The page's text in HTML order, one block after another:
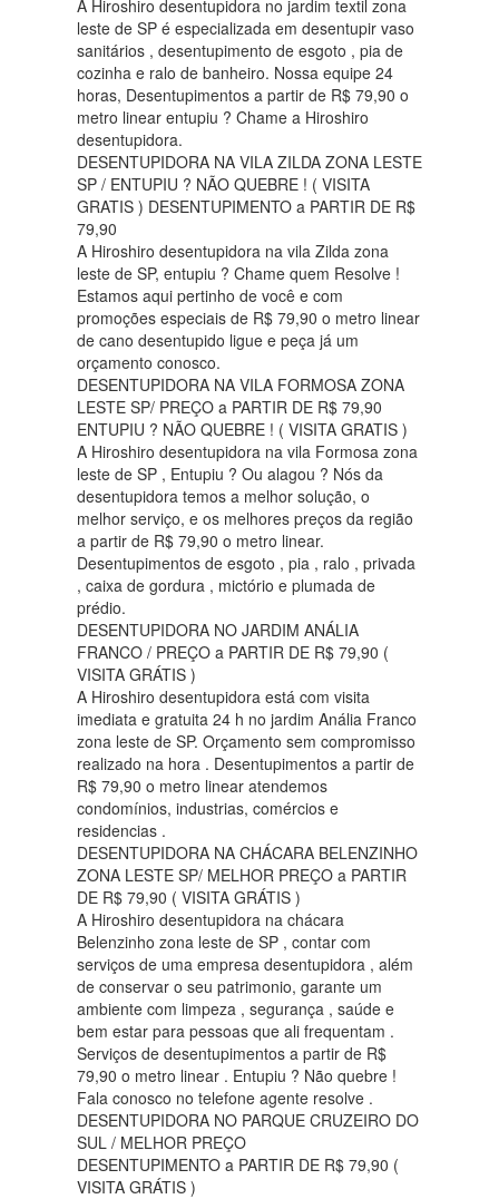
A Hiroshiro desentupidora no jardim textil zona
leste de SP é especializada em desentupir vaso
sanitários , desentupimento de esgoto , pia de
cozinha e ralo de banheiro. Nossa equipe 24
horas, Desentupimentos a partir de R$ 79,90 o
metro linear entupiu ? Chame a Hiroshiro
desentupidora.
DESENTUPIDORA NA VILA ZILDA ZONA LESTE
SP / ENTUPIU ? NÃO QUEBRE ! ( VISITA
GRATIS ) DESENTUPIMENTO a PARTIR DE R$
79,90
A Hiroshiro desentupidora na vila Zilda zona
leste de SP, entupiu ? Chame quem Resolve !
Estamos aqui pertinho de você e com
promoções especiais de R$ 79,90 o metro linear
de cano desentupido ligue e peça já um
orçamento conosco.
DESENTUPIDORA NA VILA FORMOSA ZONA
LESTE SP/ PREÇO a PARTIR DE R$ 79,90
ENTUPIU ? NÃO QUEBRE ! ( VISITA GRATIS )
A Hiroshiro desentupidora na vila Formosa zona
leste de SP , Entupiu ? Ou alagou ? Nós da
desentupidora temos a melhor solução, o
melhor serviço, e os melhores preços da região
a partir de R$ 79,90 o metro linear.
Desentupimentos de esgoto , pia , ralo , privada
, caixa de gordura , mictório e plumada de
prédio.
DESENTUPIDORA NO JARDIM ANÁLIA
FRANCO / PREÇO a PARTIR DE R$ 79,90 (
VISITA GRÁTIS )
A Hiroshiro desentupidora está com visita
imediata e gratuita 24 h no jardim Anália Franco
zona leste de SP. Orçamento sem compromisso
realizado na hora . Desentupimentos a partir de
R$ 79,90 o metro linear atendemos
condomínios, industrias, comércios e
residencias .
DESENTUPIDORA NA CHÁCARA BELENZINHO
ZONA LESTE SP/ MELHOR PREÇO a PARTIR
DE R$ 79,90 ( VISITA GRÁTIS )
A Hiroshiro desentupidora na chácara
Belenzinho zona leste de SP , contar com
serviços de uma empresa desentupidora , além
de conservar o seu patrimonio, garante um
ambiente com limpeza , segurança , saúde e
bem estar para pessoas que ali frequentam .
Serviços de desentupimentos a partir de R$
79,90 o metro linear . Entupiu ? Não quebre !
Fala conosco no telefone agente resolve .
DESENTUPIDORA NO PARQUE CRUZEIRO DO
SUL / MELHOR PREÇO
DESENTUPIMENTO a PARTIR DE R$ 79,90 (
VISITA GRÁTIS )